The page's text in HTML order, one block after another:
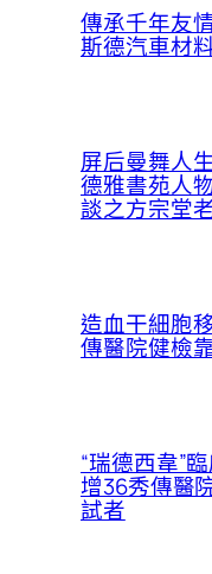
傳承千年友
斯德汽車材
屏后曼舞人
德雅書苑人
談之方宗堂
造血干細胞
傳醫院健檢
“瑞德西韋”
增36秀傳醫
試者